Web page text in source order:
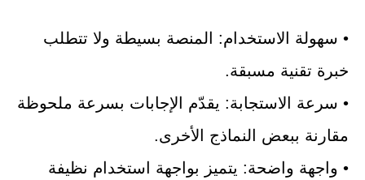
• سهولة الاستخدام: المنصة بسيطة ولا تتطلب
خبرة تقنية مسبقة.
• سرعة الاستجابة: يقدّم الإجابات بسرعة ملحوظة
مقارنة ببعض النماذج الأخرى.
• واجهة واضحة: يتميز بواجهة استخدام نظيفة